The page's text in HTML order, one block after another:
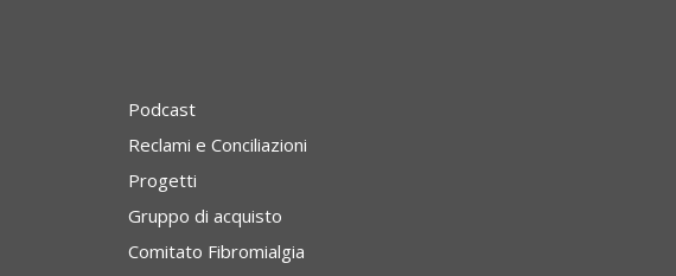
Podcast
Reclami e Conciliazioni
Progetti
Gruppo di acquisto
Comitato Fibromialgia